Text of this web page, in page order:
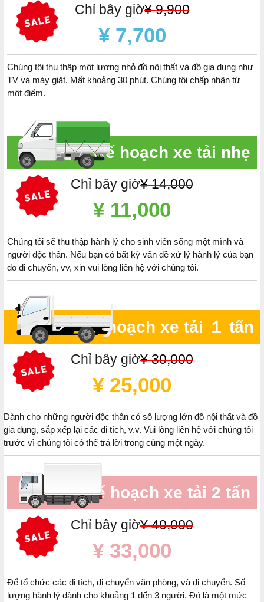
Chỉ bây giờ¥ 9,900
¥ 7,700
Chúng tôi thu thập một lượng nhỏ đồ nội thất và đồ gia dụng như
TV và máy giặt. Mất khoảng 30 phút. Chúng tôi chấp nhận từ
một điểm.
Kế hoạch xe tải nhẹ
Chỉ bây giờ¥ 14,000
¥ 11,000
Chúng tôi sẽ thu thập hành lý cho sinh viên sống một mình và
người độc thân. Nếu bạn có bất kỳ vấn đề xử lý hành lý của bạn
do di chuyển, vv, xin vui lòng liên hệ với chúng tôi.
Kế hoạch xe tải １ tấn
Chỉ bây giờ¥ 30,000
¥ 25,000
Dành cho những người độc thân có số lượng lớn đồ nội thất và đồ
gia dụng, sắp xếp lại các di tích, v.v. Vui lòng liên hệ với chúng tôi
trước vì chúng tôi có thể trả lời trong cùng một ngày.
Kế hoạch xe tải 2 tấn
Chỉ bây giờ¥ 40,000
¥ 33,000
Để tổ chức các di tích, di chuyển văn phòng, và di chuyển. Số
lượng hành lý dành cho khoảng 1 đến 3 người. Đó là một mức